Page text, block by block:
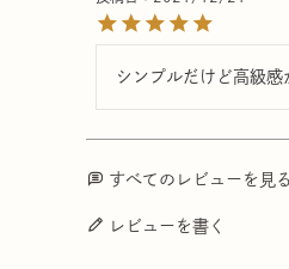
シンプルだけど高級
すべてのレビューを見る
レビューを書く